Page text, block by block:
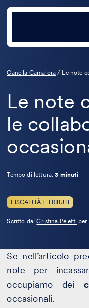
Canella Camaiora / Le note
Le note
le
Tempo di lettura:3 minuti
FISCALITÀ E TRIBUTI
Scritto da:Cristina Peletti per
Se nell’articolo
note per
occupiamo dei
occasionali.